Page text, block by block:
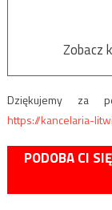
Zobacz
Dziękujemy za
https://kancelaria-
PODOBA CI